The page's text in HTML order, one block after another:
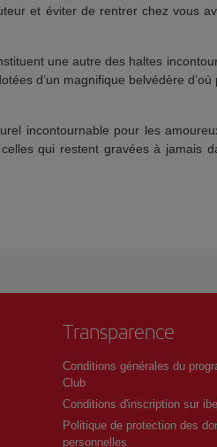
et éviter de rentrer chez vous
une autre des haltes
d’un magnifique belvédère d’où
incontournable pour les
qui restent gravées à jamais
Transparence
Conditions générales du
Club
Conditions d'inscription sur
Politique de protection des
personnelles